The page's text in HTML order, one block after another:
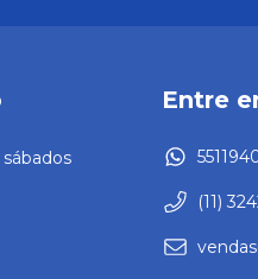
Entre
(11)